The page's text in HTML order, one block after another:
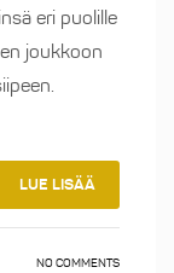
eri puolille
joukkoon
LUE LISÄÄ
NO COMMENTS